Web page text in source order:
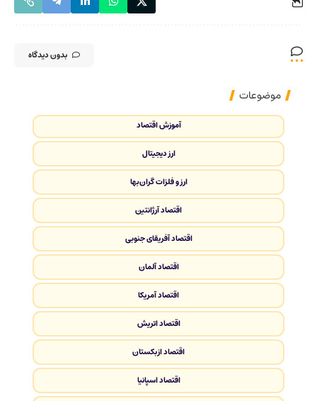
بدون دیدگاه
موضوعات
آموزش اقتصاد
ارز دیجیتال
ارز و فلزات گران‌بها
اقتصاد آرژانتین
اقتصاد آفریقای جنوبی
اقتصاد آلمان
اقتصاد آمریکا
اقتصاد اتریش
اقتصاد ازبکستان
اقتصاد اسپانیا